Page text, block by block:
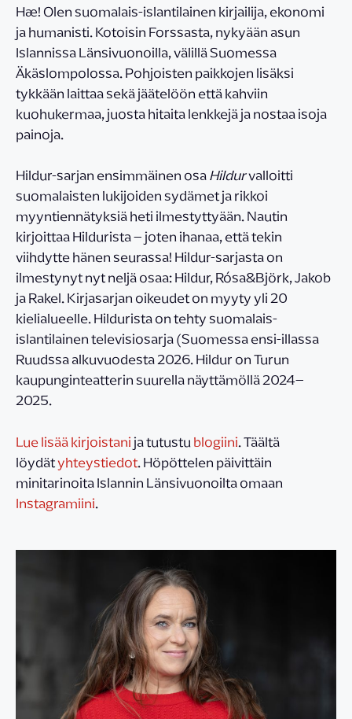
Hæ! Olen suomalais-islantilainen kirjailija, ekonomi
ja humanisti. Kotoisin Forssasta, nykyään asun
Islannissa Länsivuonoilla, välillä Suomessa
Äkäslompolossa. Pohjoisten paikkojen lisäksi
tykkään laittaa sekä jäätelöön että kahviin
kuohukermaa, juosta hitaita lenkkejä ja nostaa isoja
painoja.
Hildur-sarjan ensimmäinen osaHildurvalloitti
suomalaisten lukijoiden sydämet ja rikkoi
myyntiennätyksiä heti ilmestyttyään. Nautin
kirjoittaa Hildurista – joten ihanaa, että tekin
viihdytte hänen seurassa! Hildur-sarjasta on
ilmestynyt nyt neljä osaa: Hildur, Rósa&Björk, Jakob
ja Rakel. Kirjasarjan oikeudet on myyty yli 20
kielialueelle. Hildurista on tehty suomalais-
islantilainen televisiosarja (Suomessa ensi-illassa
Ruudssa alkuvuodesta 2026. Hildur on Turun
kaupunginteatterin suurella näyttämöllä 2024–
2025.
Lue lisää kirjoistanija tutustublogiini. Täältä
löydätyhteystiedot. Höpöttelen päivittäin
minitarinoita Islannin Länsivuonoilta omaan
Instagramiini.